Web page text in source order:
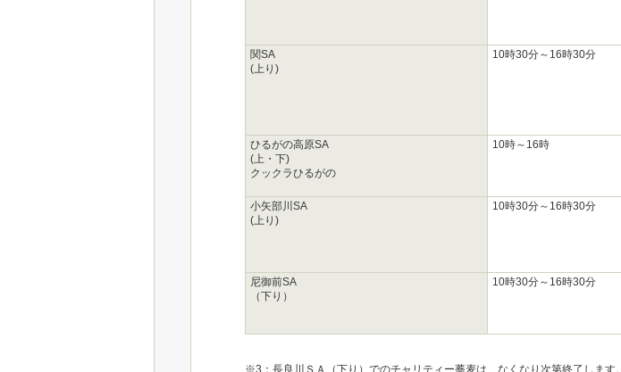
関SA
(上り)
10時30分～16時30分
ひるがの高原SA
(上・下)
クックラひるがの
10時～16時
小矢部川SA
(上り)
10時30分～16時30分
尼御前SA
（下り）
10時30分～16時30分
※3：長良川ＳＡ（下り）でのチャリティー蕎麦は、なくなり次第終了します。